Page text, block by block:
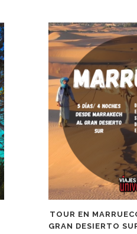
TOUR EN
GRAN DESIERTO